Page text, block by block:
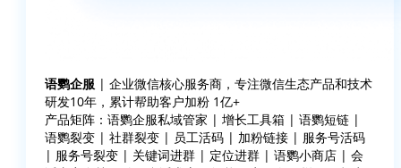
语鹦企服 | 企业微信核心服务商，专注微信生态产品和技术
研发10年，累计帮助客户加粉 1亿+
产品矩阵：语鹦企服私域管家 | 增长工具箱 | 语鹦短链 |
语鹦裂变 | 社群裂变 | 员工活码 | 加粉链接 | 服务号活码
| 服务号裂变 | 关键词进群 | 定位进群 | 语鹦小商店 | 会